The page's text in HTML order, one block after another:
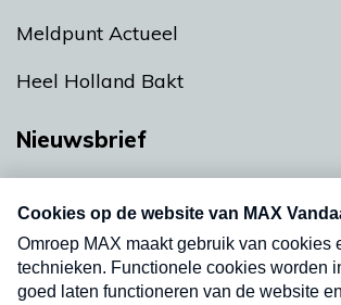
Meldpunt Actueel
Heel Holland Bakt
Nieuwsbrief
nieuwsbrief. Elke vrijdag- en
uw mailbox.